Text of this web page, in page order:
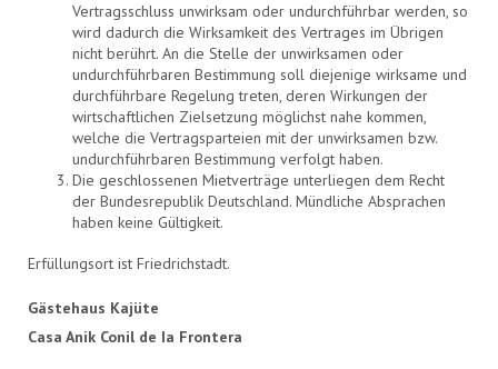
Vertragsschluss unwirksam oder undurchführbar werden, so
wird dadurch die Wirksamkeit des Vertrages im Übrigen
nicht berührt. An die Stelle der unwirksamen oder
undurchführbaren Bestimmung soll diejenige wirksame und
durchführbare Regelung treten, deren Wirkungen der
wirtschaftlichen Zielsetzung möglichst nahe kommen,
welche die Vertragsparteien mit der unwirksamen bzw.
undurchführbaren Bestimmung verfolgt haben.
Die geschlossenen Mietverträge unterliegen dem Recht
der Bundesrepublik Deutschland. Mündliche Absprachen
haben keine Gültigkeit.
Erfüllungsort ist Friedrichstadt.
Gästehaus Kajüte
Casa Anik Conil de Ia Frontera